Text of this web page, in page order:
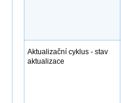
Aktualizační cyklus - stav
aktualizace